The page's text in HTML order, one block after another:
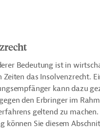
Bedeutung ist in
Zeiten das Insolvenzrecht.
kann dazu
den Erbringer im
geltend zu machen.
können Sie diesem